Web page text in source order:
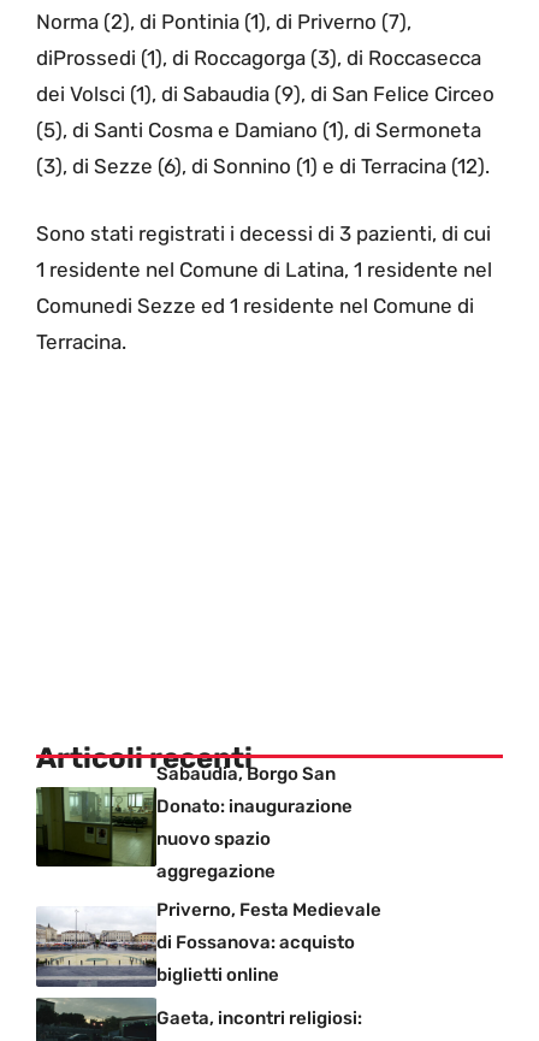
Norma (2), di Pontinia (1), di Priverno (7),
diProssedi (1), di Roccagorga (3), di Roccasecca
dei Volsci (1), di Sabaudia (9), di San Felice Circeo
(5), di Santi Cosma e Damiano (1), di Sermoneta
(3), di Sezze (6), di Sonnino (1) e di Terracina (12).
Sono stati registrati i decessi di 3 pazienti, di cui
1 residente nel Comune di Latina, 1 residente nel
Comunedi Sezze ed 1 residente nel Comune di
Terracina.
Articoli recenti
Sabaudia, Borgo San
Donato: inaugurazione
nuovo spazio
aggregazione
Priverno, Festa Medievale
di Fossanova: acquisto
biglietti online
Gaeta, incontri religiosi: